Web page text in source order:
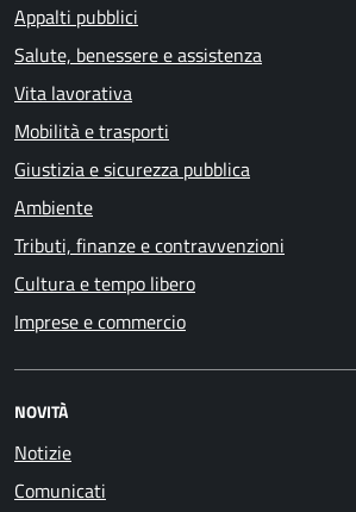
Appalti pubblici
Salute, benessere e assistenza
Vita lavorativa
Mobilità e trasporti
Giustizia e sicurezza pubblica
Ambiente
Tributi, finanze e contravvenzioni
Cultura e tempo libero
Imprese e commercio
NOVITÀ
Notizie
Comunicati